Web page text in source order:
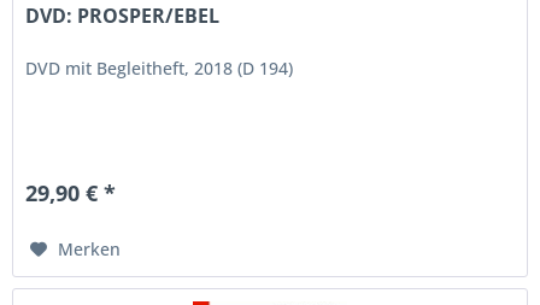
DVD: PROSPER/EBEL
DVD mit Begleitheft, 2018 (D 194)
29,90 € *
Merken